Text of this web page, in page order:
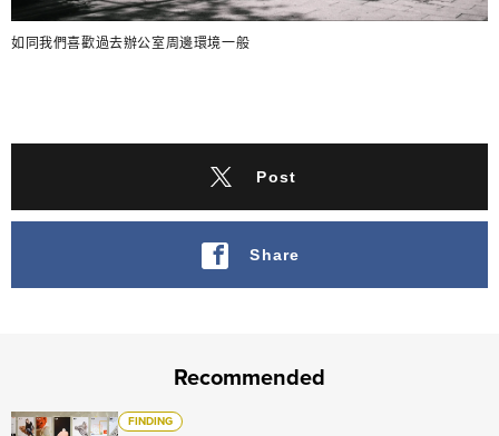
如同我們喜歡過去辦公室周邊環境一般
Post
Share
Recommended
FINDING
打開企業與世界的連結： Loftwork 如何為企業打造公開徵件專